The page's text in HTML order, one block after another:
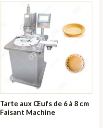
Tarte aux Œufs de 6 à 8 cm
Faisant Machine